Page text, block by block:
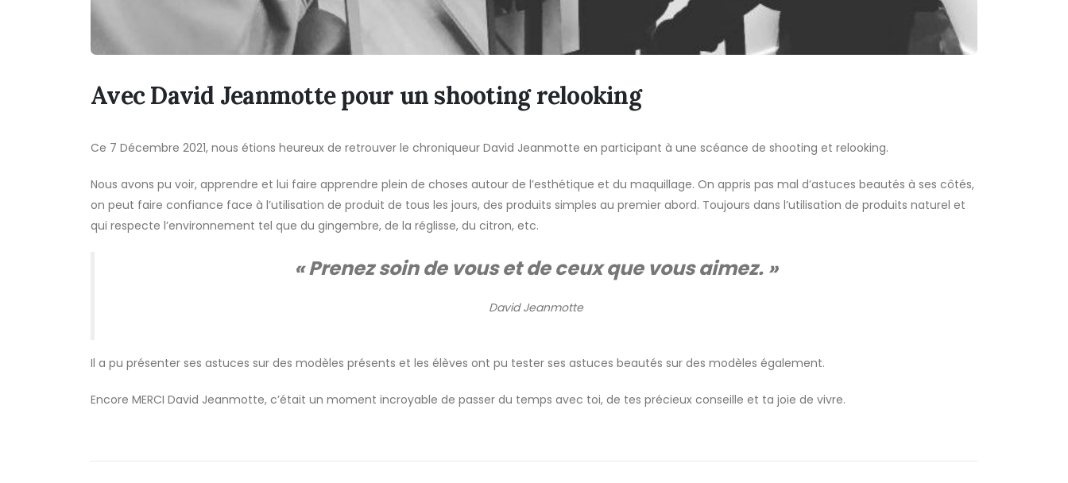
Avec David Jeanmotte pour un shooting relooking
Ce 7 Décembre 2021, nous étions heureux de retrouver le chroniqueur David Jeanmotte en participant à une scéance de shooting et relooking.
Nous avons pu voir, apprendre et lui faire apprendre plein de choses autour de l’esthétique et du maquillage. On appris pas mal d’astuces beautés à ses côtés,
on peut faire confiance face à l’utilisation de produit de tous les jours, des produits simples au premier abord. Toujours dans l’utilisation de produits naturel et
qui respecte l’environnement tel que du gingembre, de la réglisse, du citron, etc.
« Prenez soin de vous et de ceux que vous aimez. »
David Jeanmotte
Il a pu présenter ses astuces sur des modèles présents et les élèves ont pu tester ses astuces beautés sur des modèles également.
Encore MERCI David Jeanmotte, c’était un moment incroyable de passer du temps avec toi, de tes précieux conseille et ta joie de vivre.